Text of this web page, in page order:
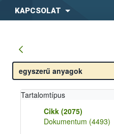
KAPCSOLAT
Tartalomtípus
Cikk (2075)
Dokumentum (4493)